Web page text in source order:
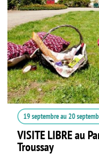
19 septembreau 20
VISITE LIBRE au
Troussay